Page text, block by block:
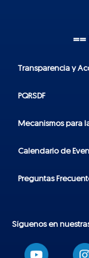
==
Transparencia y
PQRSDF
Mecanismos para
Calendario de
Preguntas
Síguenos en